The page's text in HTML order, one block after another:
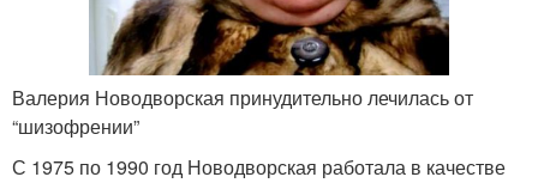
Валерия Новодворская принудительно лечилась от
“шизофрении”
С 1975 по 1990 год Новодворская работала в качестве